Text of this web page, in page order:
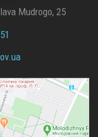
Mudrogo, 25
ua